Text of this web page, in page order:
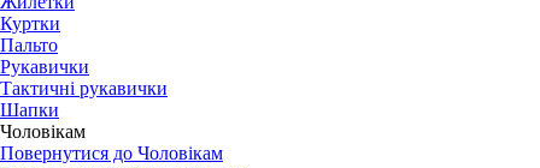
Куртки
Пальто
Рукавички
Тактичні рукавички
Шапки
Чоловікам
Повернутися до Чоловікам